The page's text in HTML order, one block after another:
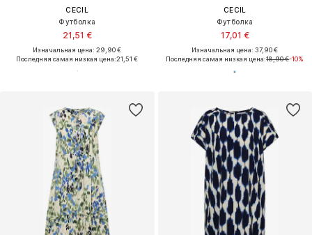
CECIL
Футболка
21,51 €
Изначальная цена: 29,90 €
Последняя самая низкая цена:21,51 €
CECIL
Футболка
17,01 €
Изначальная цена: 37,90 €
Последняя самая низкая цена:18,90 €-10%